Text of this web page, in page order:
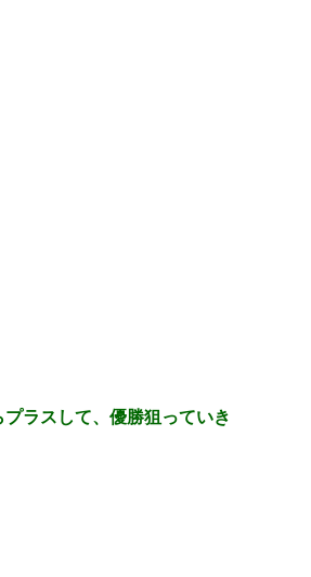
ラスして、優勝狙っていき